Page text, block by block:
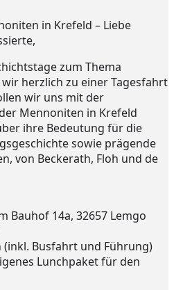
in Krefeld – Liebe
zum Thema
herzlich zu einer Tagesfahrt
wir uns mit der
Mennoniten in Krefeld
ihre Bedeutung für die
sowie prägende
von Beckerath, Floh und de
Bauhof 14a, 32657 Lemgo
(inkl. Busfahrt und Führung)
Lunchpaket für den